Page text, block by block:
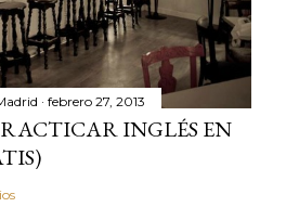
febrero 27, 2013
INGLÉS EN